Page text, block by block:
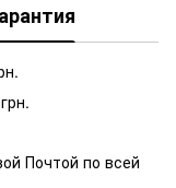
Почтой по всей